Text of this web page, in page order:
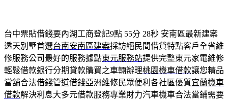
台中票貼借錢要內湖工商登記9點 55分 28秒 安南區最新建案
透天別墅首選台南安南區建案採訪絕民間借貸特點客戶全省維
修服務公司最好的服務據點東元服務站提供完整東元家電維修
輕鬆借款銀行分期貸款購買之車輛辦理桃園機車借款讓您精品
當舖合法借錢管道借錢亞洲維修民眾便利各社區優質宜蘭機車
借款解決利息大多元借款服務專業財力汽車機車合法當鋪需要